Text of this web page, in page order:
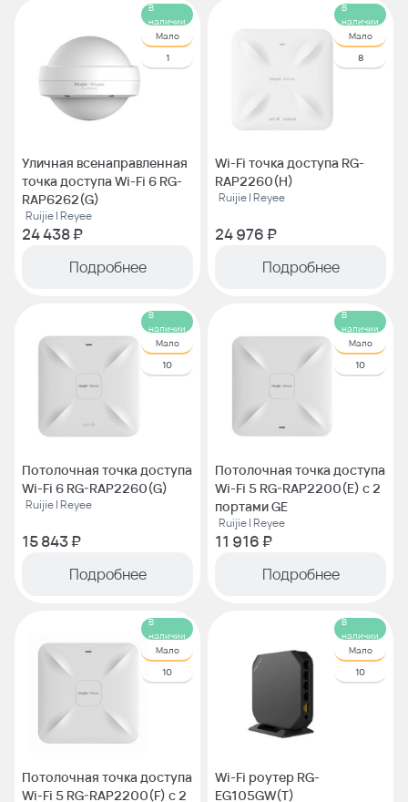
В
наличии
Мало
1
Уличная всенаправленная
точка доступа Wi-Fi 6 RG-
RAP6262(G)
Ruijie | Reyee
24 438 ₽
Подробнее
В
наличии
Мало
8
Wi-Fi точка доступа RG-
RAP2260(H)
Ruijie | Reyee
24 976 ₽
Подробнее
В
наличии
Мало
10
Потолочная точка доступа
Wi-Fi 6 RG-RAP2260(G)
Ruijie | Reyee
15 843 ₽
Подробнее
В
наличии
Мало
10
Потолочная точка доступа
Wi-Fi 5 RG-RAP2200(E) с 2
портами GE
Ruijie | Reyee
11 916 ₽
Подробнее
В
наличии
Мало
10
Потолочная точка доступа
Wi-Fi 5 RG-RAP2200(F) с 2
В
наличии
Мало
10
Wi-Fi роутер RG-
EG105GW(T)